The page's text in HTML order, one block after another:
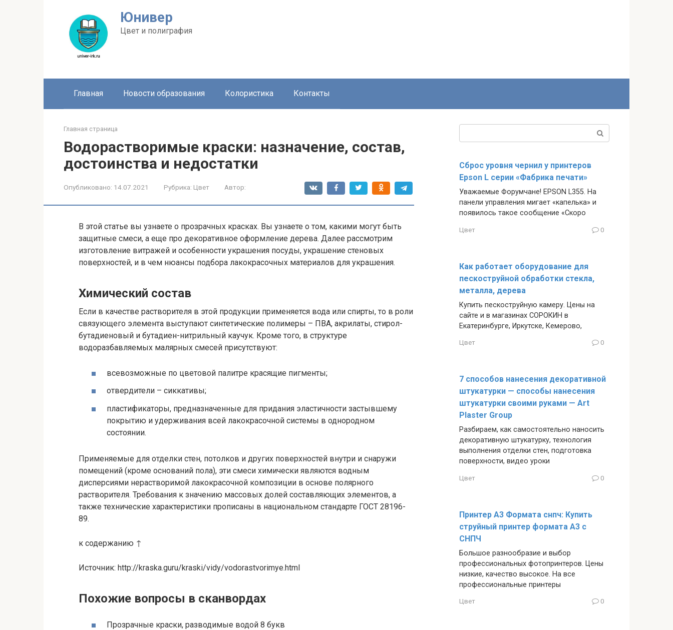
Юнивер
Цвет и полиграфия
Главная Новости образования Колористика Контакты
Главная страница
Водорастворимые краски: назначение, состав,
достоинства и недостатки
Опубликовано: 14.07.2021 Рубрика: Цвет Автор:
В этой статье вы узнаете о прозрачных красках. Вы узнаете о том, какими могут быть
защитные смеси, а еще про декоративное оформление дерева. Далее рассмотрим
изготовление витражей и особенности украшения посуды, украшение стеновых
поверхностей, и в чем нюансы подбора лакокрасочных материалов для украшения.
Химический состав
Если в качестве растворителя в этой продукции применяется вода или спирты, то в роли
связующего элемента выступают синтетические полимеры – ПВА, акрилаты, стирол-
бутадиеновый и бутадиен-нитрильный каучук. Кроме того, в структуре
водоразбавляемых малярных смесей присутствуют:
всевозможные по цветовой палитре красящие пигменты;
отвердители – сиккативы;
пластификаторы, предназначенные для придания эластичности застывшему
покрытию и удерживания всей лакокрасочной системы в однородном
состоянии.
Применяемые для отделки стен, потолков и других поверхностей внутри и снаружи
помещений (кроме оснований пола), эти смеси химически являются водным
дисперсиями нерастворимой лакокрасочной композиции в основе полярного
растворителя. Требования к значению массовых долей составляющих элементов, а
также технические характеристики прописаны в национальном стандарте ГОСТ 28196-
89.
к содержанию ↑
Источник: http://kraska.guru/kraski/vidy/vodorastvorimye.html
Похожие вопросы в сканвордах
Прозрачные краски, разводимые водой 8 букв
Сброс уровня чернил у принтеров
Epson L серии «Фабрика печати»
Уважаемые Форумчане! EPSON L355. На
панели управления мигает «капелька» и
появилось такое сообщение «Скоро
Цвет 0
Как работает оборудование для
пескоструйной обработки стекла,
металла, дерева
Купить пескоструйную камеру. Цены на
сайте и в магазинах СОРОКИН в
Екатеринбурге, Иркутске, Кемерово,
Цвет 0
7 способов нанесения декоративной
штукатурки — способы нанесения
штукатурки своими руками — Art
Plaster Group
Разбираем, как самостоятельно наносить
декоративную штукатурку, технология
выполнения отделки стен, подготовка
поверхности, видео уроки
Цвет 0
Принтер А3 Формата снпч: Купить
струйный принтер формата А3 с
СНПЧ
Большое разнообразие и выбор
профессиональных фотопринтеров. Цены
низкие, качество высокое. На все
профессиональные принтеры
Цвет 0